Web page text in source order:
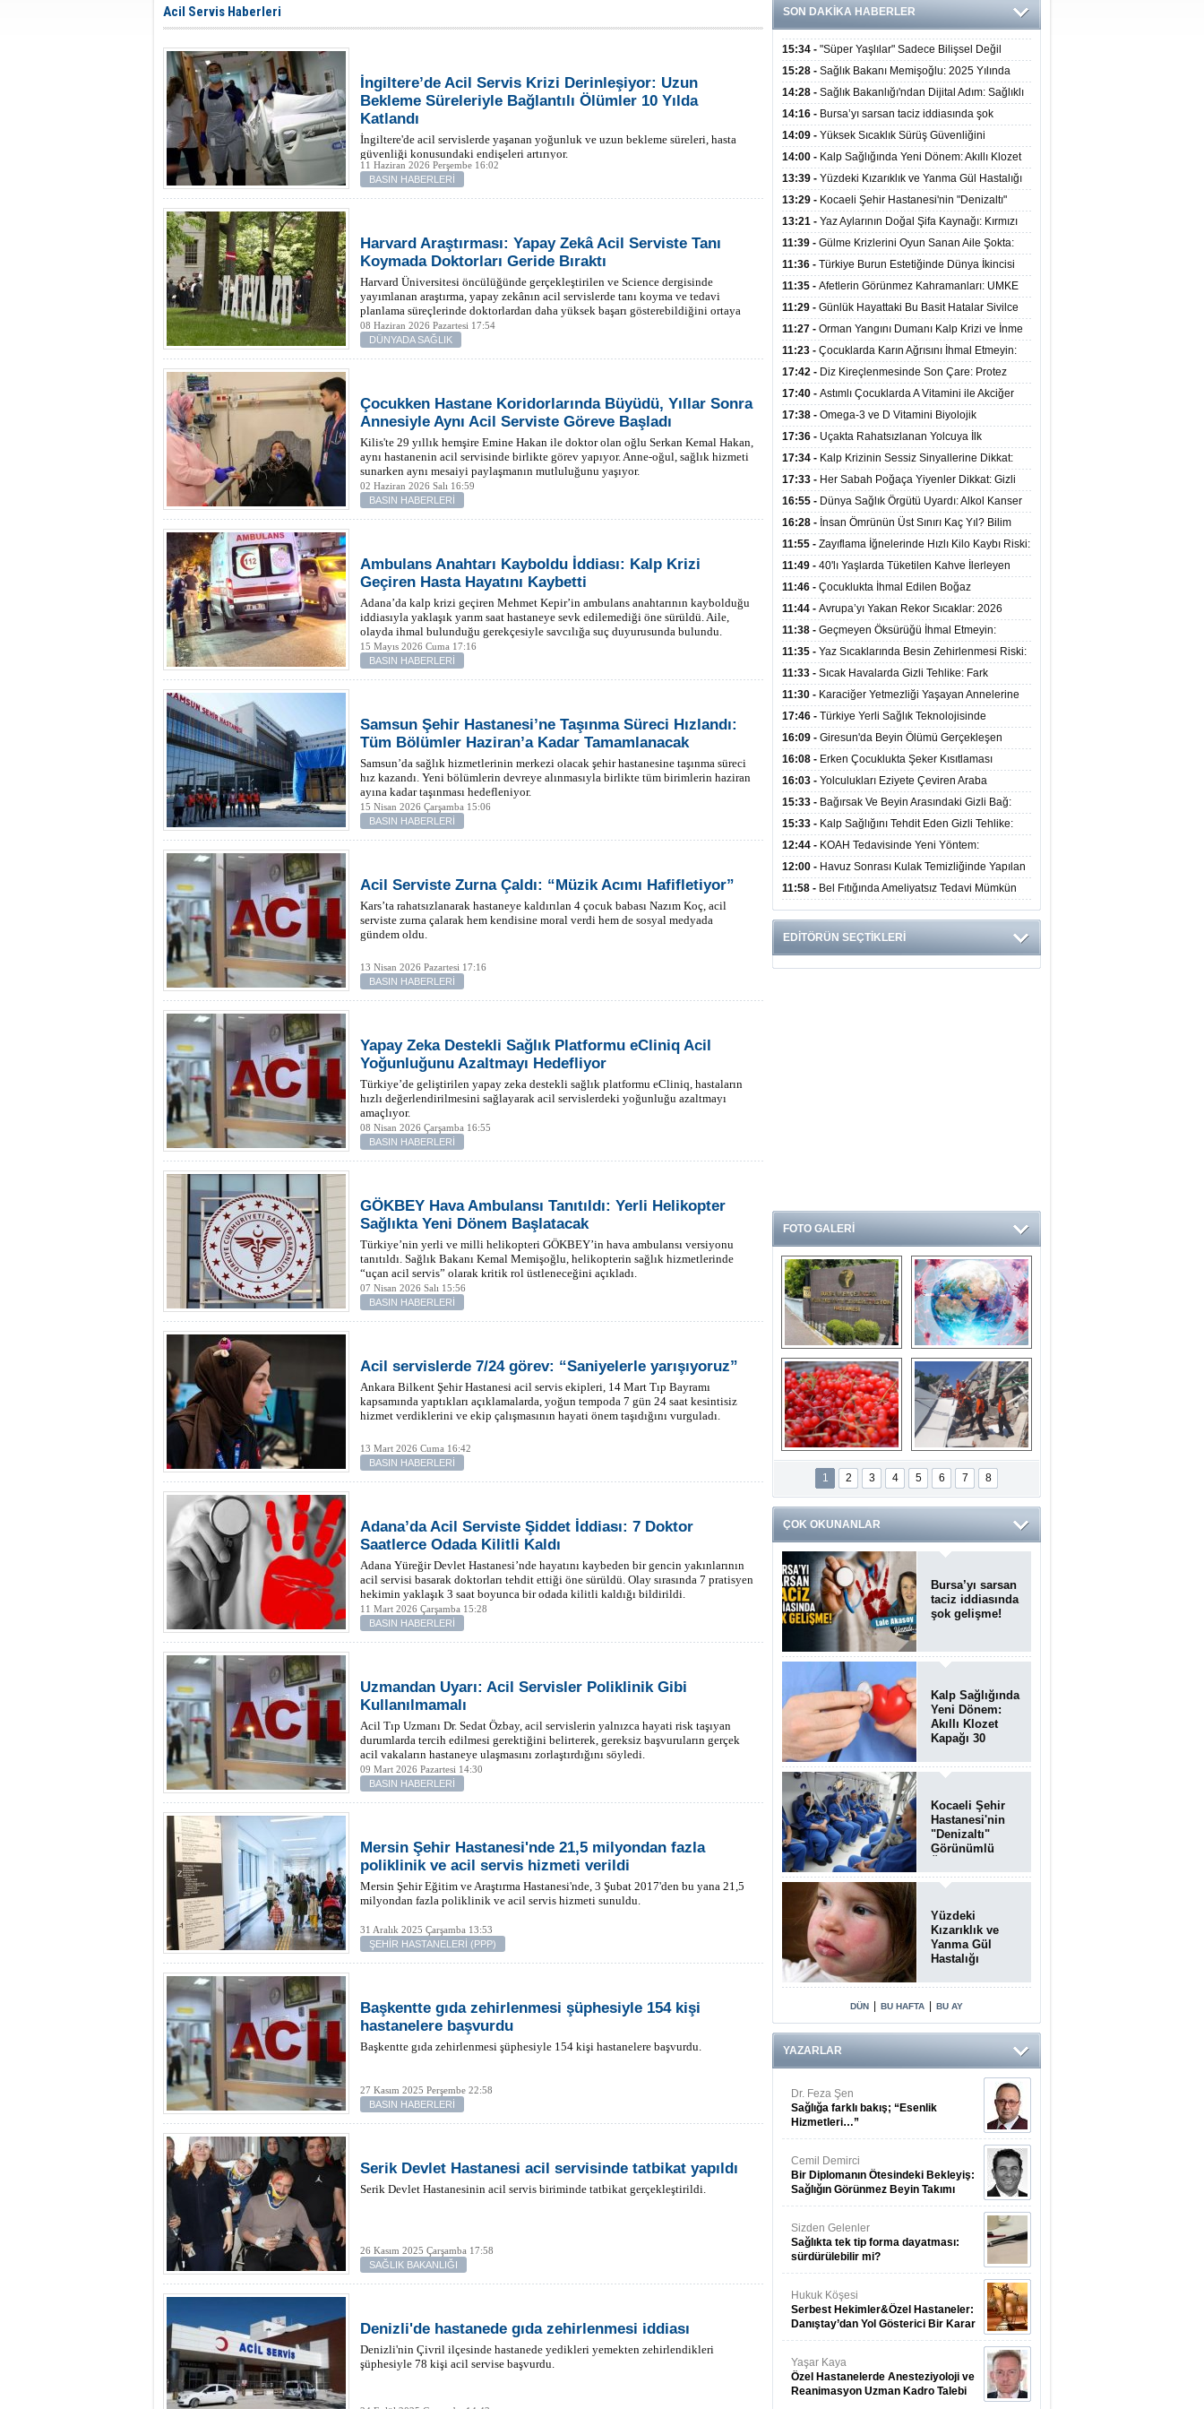
Acil Servis Haberleri
İngiltere’de Acil Servis Krizi Derinleşiyor: Uzun
Bekleme Süreleriyle Bağlantılı Ölümler 10 Yılda
Katlandı
İngiltere'de acil servislerde yaşanan yoğunluk ve uzun bekleme süreleri, hasta
güvenliği konusundaki endişeleri artırıyor.
11 Haziran 2026 Perşembe 16:02
BASIN HABERLERİ
Harvard Araştırması: Yapay Zekâ Acil Serviste Tanı
Koymada Doktorları Geride Bıraktı
Harvard Üniversitesi öncülüğünde gerçekleştirilen ve Science dergisinde
yayımlanan araştırma, yapay zekânın acil servislerde tanı koyma ve tedavi
planlama süreçlerinde doktorlardan daha yüksek başarı gösterebildiğini ortaya
koydu.
08 Haziran 2026 Pazartesi 17:54
DÜNYADA SAĞLIK
Çocukken Hastane Koridorlarında Büyüdü, Yıllar Sonra
Annesiyle Aynı Acil Serviste Göreve Başladı
Kilis'te 29 yıllık hemşire Emine Hakan ile doktor olan oğlu Serkan Kemal Hakan,
aynı hastanenin acil servisinde birlikte görev yapıyor. Anne-oğul, sağlık hizmeti
sunarken aynı mesaiyi paylaşmanın mutluluğunu yaşıyor.
02 Haziran 2026 Salı 16:59
BASIN HABERLERİ
Ambulans Anahtarı Kayboldu İddiası: Kalp Krizi
Geçiren Hasta Hayatını Kaybetti
Adana’da kalp krizi geçiren Mehmet Kepir’in ambulans anahtarının kaybolduğu
iddiasıyla yaklaşık yarım saat hastaneye sevk edilemediği öne sürüldü. Aile,
olayda ihmal bulunduğu gerekçesiyle savcılığa suç duyurusunda bulundu.
15 Mayıs 2026 Cuma 17:16
BASIN HABERLERİ
Samsun Şehir Hastanesi’ne Taşınma Süreci Hızlandı:
Tüm Bölümler Haziran’a Kadar Tamamlanacak
Samsun’da sağlık hizmetlerinin merkezi olacak şehir hastanesine taşınma süreci
hız kazandı. Yeni bölümlerin devreye alınmasıyla birlikte tüm birimlerin haziran
ayına kadar taşınması hedefleniyor.
15 Nisan 2026 Çarşamba 15:06
BASIN HABERLERİ
Acil Serviste Zurna Çaldı: “Müzik Acımı Hafifletiyor”
Kars’ta rahatsızlanarak hastaneye kaldırılan 4 çocuk babası Nazım Koç, acil
serviste zurna çalarak hem kendisine moral verdi hem de sosyal medyada
gündem oldu.
13 Nisan 2026 Pazartesi 17:16
BASIN HABERLERİ
Yapay Zeka Destekli Sağlık Platformu eCliniq Acil
Yoğunluğunu Azaltmayı Hedefliyor
Türkiye’de geliştirilen yapay zeka destekli sağlık platformu eCliniq, hastaların
hızlı değerlendirilmesini sağlayarak acil servislerdeki yoğunluğu azaltmayı
amaçlıyor.
08 Nisan 2026 Çarşamba 16:55
BASIN HABERLERİ
GÖKBEY Hava Ambulansı Tanıtıldı: Yerli Helikopter
Sağlıkta Yeni Dönem Başlatacak
Türkiye’nin yerli ve milli helikopteri GÖKBEY’in hava ambulansı versiyonu
tanıtıldı. Sağlık Bakanı Kemal Memişoğlu, helikopterin sağlık hizmetlerinde
“uçan acil servis” olarak kritik rol üstleneceğini açıkladı.
07 Nisan 2026 Salı 15:56
BASIN HABERLERİ
Acil servislerde 7/24 görev: “Saniyelerle yarışıyoruz”
Ankara Bilkent Şehir Hastanesi acil servis ekipleri, 14 Mart Tıp Bayramı
kapsamında yaptıkları açıklamalarda, yoğun tempoda 7 gün 24 saat kesintisiz
hizmet verdiklerini ve ekip çalışmasının hayati önem taşıdığını vurguladı.
13 Mart 2026 Cuma 16:42
BASIN HABERLERİ
Adana’da Acil Serviste Şiddet İddiası: 7 Doktor
Saatlerce Odada Kilitli Kaldı
Adana Yüreğir Devlet Hastanesi’nde hayatını kaybeden bir gencin yakınlarının
acil servisi basarak doktorları tehdit ettiği öne sürüldü. Olay sırasında 7 pratisyen
hekimin yaklaşık 3 saat boyunca bir odada kilitli kaldığı bildirildi.
11 Mart 2026 Çarşamba 15:28
BASIN HABERLERİ
Uzmandan Uyarı: Acil Servisler Poliklinik Gibi
Kullanılmamalı
Acil Tıp Uzmanı Dr. Sedat Özbay, acil servislerin yalnızca hayati risk taşıyan
durumlarda tercih edilmesi gerektiğini belirterek, gereksiz başvuruların gerçek
acil vakaların hastaneye ulaşmasını zorlaştırdığını söyledi.
09 Mart 2026 Pazartesi 14:30
BASIN HABERLERİ
Mersin Şehir Hastanesi'nde 21,5 milyondan fazla
poliklinik ve acil servis hizmeti verildi
Mersin Şehir Eğitim ve Araştırma Hastanesi'nde, 3 Şubat 2017'den bu yana 21,5
milyondan fazla poliklinik ve acil servis hizmeti sunuldu.
31 Aralık 2025 Çarşamba 13:53
ŞEHİR HASTANELERİ (PPP)
Başkentte gıda zehirlenmesi şüphesiyle 154 kişi
hastanelere başvurdu
Başkentte gıda zehirlenmesi şüphesiyle 154 kişi hastanelere başvurdu.
27 Kasım 2025 Perşembe 22:58
BASIN HABERLERİ
Serik Devlet Hastanesi acil servisinde tatbikat yapıldı
Serik Devlet Hastanesinin acil servis biriminde tatbikat gerçekleştirildi.
26 Kasım 2025 Çarşamba 17:58
SAĞLIK BAKANLIĞI
Denizli'de hastanede gıda zehirlenmesi iddiası
Denizli'nin Çivril ilçesinde hastanede yedikleri yemekten zehirlendikleri
şüphesiyle 78 kişi acil servise başvurdu.
SON DAKİKA HABERLER
15:34 - "Süper Yaşlılar" Sadece Bilişsel Değil
Fiziksel Olarak da Daha Sağlıklı Yaşıyor
15:28 - Sağlık Bakanı Memişoğlu: 2025 Yılında
300 Bini Aşkın Kişiye Emzirme Eğitimi Verildi
14:28 - Sağlık Bakanlığı'ndan Dijital Adım: Sağlıklı
Hayat Merkezlerinde Uzaktan Sağlık Hizmeti
Başladı
14:16 - Bursa’yı sarsan taciz iddiasında şok
gelişme!
14:09 - Yüksek Sıcaklık Sürüş Güvenliğini
Düşürüyor: 40 Derecede Güvenli Sürüş Süresi 53
Dakikaya İniyor
14:00 - Kalp Sağlığında Yeni Dönem: Akıllı Klozet
Kapağı 30 Saniyede Ritim Bozukluğunu Tespit
Ediyor
13:39 - Yüzdeki Kızarıklık ve Yanma Gül Hastalığı
(Rozasea) Belirtisi Olabilir
13:29 - Kocaeli Şehir Hastanesi'nin "Denizaltı"
Görünümlü Ünitesi Hastalara Umut Oluyor
13:21 - Yaz Aylarının Doğal Şifa Kaynağı: Kırmızı
Meyveler Bağışıklığı ve Kalbi Koruyor
11:39 - Gülme Krizlerini Oyun Sanan Aile Şokta:
3,5 Yaşındaki Çocuk 8 Kez Felç Geçirdi
11:36 - Türkiye Burun Estetiğinde Dünya İkincisi
Oldu
11:35 - Afetlerin Görünmez Kahramanları: UMKE
Dev Kadrosuyla Görev Başında
11:29 - Günlük Hayattaki Bu Basit Hatalar Sivilce
Oluşumunu Tetikliyor
11:27 - Orman Yangını Dumanı Kalp Krizi ve İnme
Riskini Artırıyor
11:23 - Çocuklarda Karın Ağrısını İhmal Etmeyin:
Apandisit Habercisi Olabilir
17:42 - Diz Kireçlenmesinde Son Çare: Protez
Ameliyatı İle Yaşam Kalitesi Artıyor
17:40 - Astımlı Çocuklarda A Vitamini ile Akciğer
Hacmi Arasında Bağlantı Bulundu
17:38 - Omega-3 ve D Vitamini Biyolojik
Yaşlanmayı Yavaşlatabilir
17:36 - Uçakta Rahatsızlanan Yolcuya İlk
Müdahale Sağlık Bakanı Memişoğlu'ndan Geldi
17:34 - Kalp Krizinin Sessiz Sinyallerine Dikkat:
Yalnızca Göğüs Ağrısıyla Gelmiyor
17:33 - Her Sabah Poğaça Yiyenler Dikkat: Gizli
Şeker ve Yağ Yükü Kalbi ve Bağırsakları Tehdit
Ediyor
16:55 - Dünya Sağlık Örgütü Uyardı: Alkol Kanser
Riskini Doğrudan Artırıyor
16:28 - İnsan Ömrünün Üst Sınırı Kaç Yıl? Bilim
İnsanlarından Yeni Yaşam Süresi Modeli
11:55 - Zayıflama İğnelerinde Hızlı Kilo Kaybı Riski:
Uzmanlar Hekim Kontrolü Şart Diyor
11:49 - 40'lı Yaşlarda Tüketilen Kahve İlerleyen
Yıllarda Zihinsel ve Fiziksel Sağlığı Koruyor
11:46 - Çocuklukta İhmal Edilen Boğaz
Enfeksiyonu İleride Kalp Kapağını Bozabiliyor
11:44 - Avrupa’yı Yakan Rekor Sıcaklar: 2026
Haziran Ayında 10 Binden Fazla Can Kaybı
11:38 - Geçmeyen Öksürüğü İhmal Etmeyin:
Akciğer Korunarak Tümörden Kurtuldu
11:35 - Yaz Sıcaklarında Besin Zehirlenmesi Riski:
Açıkta Kalan Gıdalara Dikkat
11:33 - Sıcak Havalarda Gizli Tehlike: Fark
Edilmeyen Sıvı Kaybı Organları Tehdit Ediyor
11:30 - Karaciğer Yetmezliği Yaşayan Annelerine
Oğlundan Hayat Veren Doku Nakli
17:46 - Türkiye Yerli Sağlık Teknolojisinde
Büyüyor: 40 Ülkeye Solunum Cihazı İhraç Ediliyor
16:09 - Giresun'da Beyin Ölümü Gerçekleşen
Kişinin Organları 4 Hastaya Yaşam Umudu Oldu
16:08 - Erken Çocuklukta Şeker Kısıtlaması
Demans Riskini Yüzde 23 Azaltıyor
16:03 - Yolculukları Eziyete Çeviren Araba
Tutmasına Karşı Etkili Önlemler
15:33 - Bağırsak Ve Beyin Arasındaki Gizli Bağ:
Mikrobiyota Ruh Sağlığını Nasıl Etkiliyor?
15:33 - Kalp Sağlığını Tehdit Eden Gizli Tehlike:
Günlük Alışkanlıklar Riski Artırıyor
12:44 - KOAH Tedavisinde Yeni Yöntem:
Bronkoskopik Balon Uygulaması Alevlenmeleri
Azaltıyor
12:00 - Havuz Sonrası Kulak Temizliğinde Yapılan
Bu Hata Enfeksiyon Riskini Artırıyor
11:58 - Bel Fıtığında Ameliyatsız Tedavi Mümkün
mü? Uzmanından Önemli Uyarılar
EDİTÖRÜN SEÇTİKLERİ
FOTO GALERİ
Ve burası da bir
devlet hastanesi
14 soruda
Koronavirüs
hakkında kendinizi
test edin...
Gilaburu meyvesi
kanserden koruyor
Endonezya’daki
deprem: Ölü sayısı
bin 203'e yükseldi
1 2 3 4 5 6 7 8
ÇOK OKUNANLAR
Bursa’yı sarsan
taciz iddiasında
şok gelişme!
Kalp Sağlığında
Yeni Dönem:
Akıllı Klozet
Kapağı 30
Bozukluğunu
Tespit Ediyor
Kocaeli Şehir
Hastanesi'nin
"Denizaltı"
Görünümlü
Hastalara Umut
Oluyor
Yüzdeki
Kızarıklık ve
Yanma Gül
Hastalığı
Belirtisi Olabilir
DÜN BU HAFTA BU AY
YAZARLAR
Dr. Feza Şen
Sağlığa farklı bakış; “Esenlik
Hizmetleri…”
Cemil Demirci
Bir Diplomanın Ötesindeki Bekleyiş:
Sağlığın Görünmez Beyin Takımı
Sizden Gelenler
Sağlıkta tek tip forma dayatması:
sürdürülebilir mi?
Hukuk Köşesi
Serbest Hekimler&Özel Hastaneler:
Danıştay’dan Yol Gösterici Bir Karar
Yaşar Kaya
Özel Hastanelerde Anesteziyoloji ve
Reanimasyon Uzman Kadro Talebi